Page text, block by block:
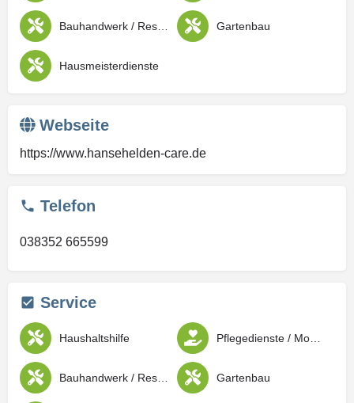
Gartenbau
Hausmeisterdienste
Webseite
https://www.hansehelden-care.de
Telefon
038352 665599
Service
Haushaltshilfe
Gartenbau